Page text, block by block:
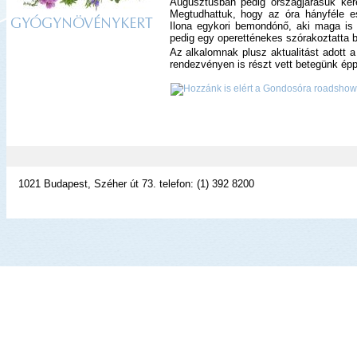
GYÓGYNÖVÉNYKERT
Megtudhattuk, hogy az óra hányféle
Ilona egykori bemondónő, aki maga
pedig egy operetténekes szórakoztatta
Az alkalomnak plusz aktualitást adott
rendezvényen is részt vett betegünk
1021 Budapest, Széher út 73. telefon: (1) 392 8200